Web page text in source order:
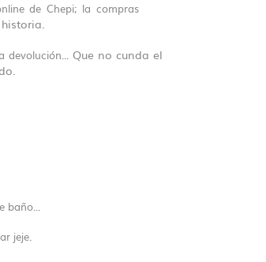
de Chepi; la compras
devolución...Que no cunda el
baño...
jeje.